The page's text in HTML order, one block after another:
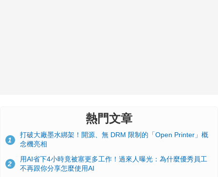
熱門文章
1
打破大廠墨水綁架！開源、無 DRM 限制的「Open Printer」概
念機亮相
2
用AI省下4小時竟被塞更多工作！過來人曝光：為什麼優秀員工
不再跟你分享怎麼使用AI